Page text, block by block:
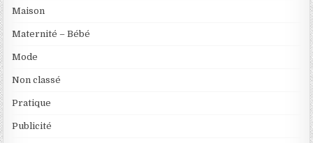
Maison
Maternité – Bébé
Mode
Non classé
Pratique
Publicité